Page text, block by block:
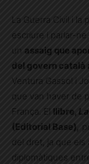
La Guerra Civil i
escriure i parlar-
un assaig que
del govern català
Ventura Gassol i
que van haver de
França. El llibre,
(Editorial Base)
del dret, ja que els
diplomàtiques